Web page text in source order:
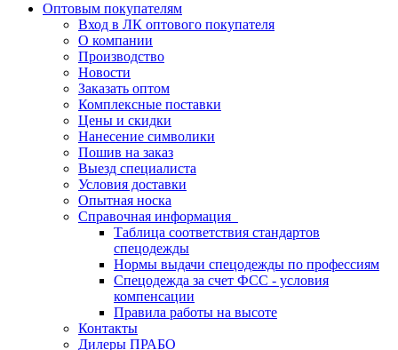
Оптовым покупателям
Вход в ЛК оптового покупателя
О компании
Производство
Новости
Заказать оптом
Комплексные поставки
Цены и скидки
Нанесение символики
Пошив на заказ
Выезд специалиста
Условия доставки
Опытная носка
Справочная информация
Таблица соответствия стандартов
спецодежды
Нормы выдачи спецодежды по профессиям
Спецодежда за счет ФСС - условия
компенсации
Правила работы на высоте
Контакты
Дилеры ПРАБО